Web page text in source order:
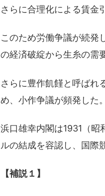
さらに合理化による賃金
このため労働争議が続発
の経済破綻から生糸の需
さらに豊作飢饉と呼ばれ
め、小作争議が頻発した。
浜口雄幸内閣は1931（昭
ルの結成を容認し、国際
【補説１】